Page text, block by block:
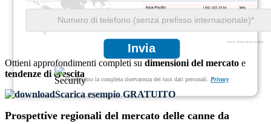
Invia
Garantiamo la completa riservatezza dei tuoi dati personali. Privacy
14%
USD 125.31 M
36%
USD 322.23 M
Ottieni approfondimenti completi su dimensioni del mercato e
tendenze di crescita
Scarica esempio GRATUITO
Prospettive regionali del mercato delle canne da